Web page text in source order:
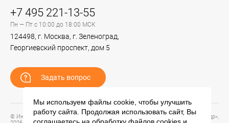
+7 495 221-13-55
Пн — Пт с 10:00 до 18:00 МСК
124498, г. Москва, г. Зеленоград,
Георгиевский проспект, дом 5
Задать вопрос
© Информационный портал технической поддержки ЦП ИС АО «ПКК Миландр»,
Мы используем файлы cookie, чтобы улучшить
работу сайта. Продолжая использовать сайт, Вы